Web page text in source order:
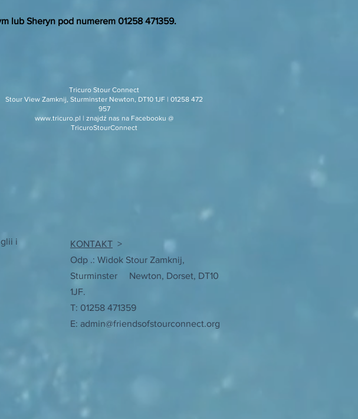
lub Sheryn pod numerem 01258 471359.
Tricuro Stour Connect
Stour View Zamknij, Sturminster Newton, DT10 1JF | 01258 472
957
www.tricuro.pl | znajdź nas na Facebooku @
TricuroStourConnect
i
KONTAKT >
Odp .: Widok Stour Zamknij,
Sturminster
Newton, Dorset, DT10
1JF.
T: 01258 471359
E: admin@friendsofstourconnect.org